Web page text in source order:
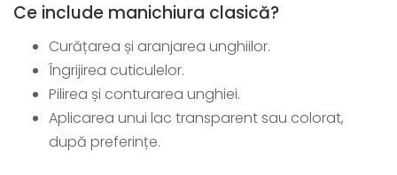
Ce include manichiura clasică?
Curățarea și aranjarea unghiilor.
Îngrijirea cuticulelor.
Pilirea și conturarea unghiei.
Aplicarea unui lac transparent sau colorat,
după preferințe.